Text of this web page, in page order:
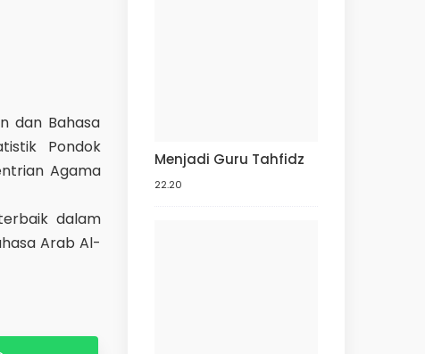
dan Bahasa
Pondok
Agama
dalam
Arab Al-
Menjadi Guru Tahfidz
22.20